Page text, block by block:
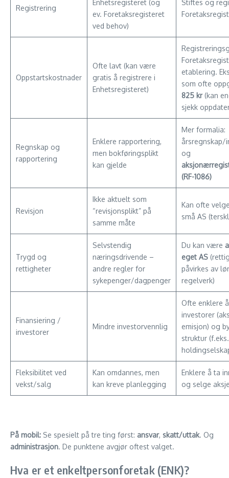
Registrering
Enhetsregisteret (og
ev. Foretaksregisteret
ved behov)
Stiftes og
Oppstartskostnader
Ofte lavt (kan være
gratis å registrere i
Enhetsregisteret)
etablering.
som ofte
825 kr(kan
sjekk
Regnskap og
rapportering
Enklere rapportering,
men bokføringsplikt
kan gjelde
Mer formalia:
årsregnskap/
og
(RF-1086)
Revisjon
Ikke aktuelt som
“revisjonsplikt” på
samme måte
Kan ofte
små AS
Trygd og
rettigheter
Selvstendig
næringsdrivende –
andre regler for
sykepenger/dagpenger
Du kan være
eget AS
påvirkes av
regelverk)
Finansiering /
investorer
Mindre investorvennlig
Ofte enklere
investorer
emisjon) og
struktur (f.eks.
Fleksibilitet ved
vekst/salg
Kan omdannes, men
kan kreve planlegging
Enklere å ta
og selge
På mobil: Se spesielt på tre ting først: ansvar, skatt/uttak. Og
administrasjon. De punktene avgjør oftest valget.
Hva er et enkeltpersonforetak (ENK)?